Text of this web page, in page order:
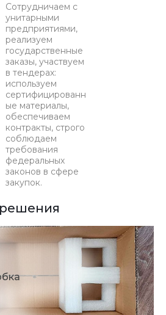
Сотрудничаем с
унитарными
предприятиями,
реализуем
государственные
заказы, участвуем
в тендерах:
используем
сертифицированн
ые материалы,
обеспечиваем
контракты, строго
соблюдаем
требования
федеральных
законов в сфере
закупок.